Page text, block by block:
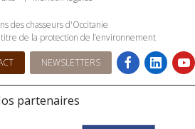
des chasseurs d'Occitanie
titre de la protection de l’environnement
NEWSLETTERS
partenaires